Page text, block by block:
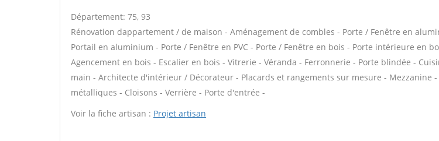
Département: 75, 93
Rénovation dappartement / de maison - Aménagement de combles - Porte / Fenêtre en
Portail en aluminium - Porte / Fenêtre en PVC - Porte / Fenêtre en bois - Porte intérieure en
Agencement en bois - Escalier en bois - Vitrerie - Véranda - Ferronnerie - Porte blindée -
main - Architecte d'intérieur / Décorateur - Placards et rangements sur mesure - Mezzanine -
métalliques - Cloisons - Verrière - Porte d'entrée -
Voir la fiche artisan : Projet artisan